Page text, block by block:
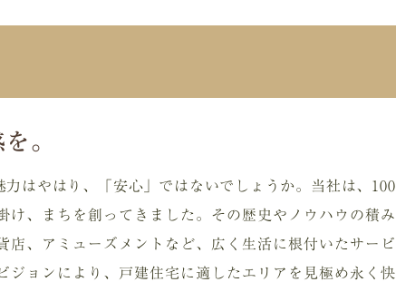
。
はやはり、「安心」ではないでしょうか。当社は、100
け、まちを創ってきました。その歴史やノウハウの積み
店、アミューズメントなど、広く生活に根付いたサービ
ジョンにより、戸建住宅に適したエリアを見極め永く快